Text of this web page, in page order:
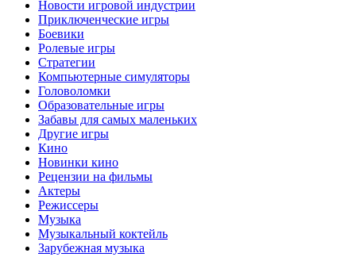
Новости игровой индустрии
Приключенческие игры
Боевики
Ролевые игры
Стратегии
Компьютерные симуляторы
Головоломки
Образовательные игры
Забавы для самых маленьких
Другие игры
Кино
Новинки кино
Рецензии на фильмы
Актеры
Режиссеры
Музыка
Музыкальный коктейль
Зарубежная музыка